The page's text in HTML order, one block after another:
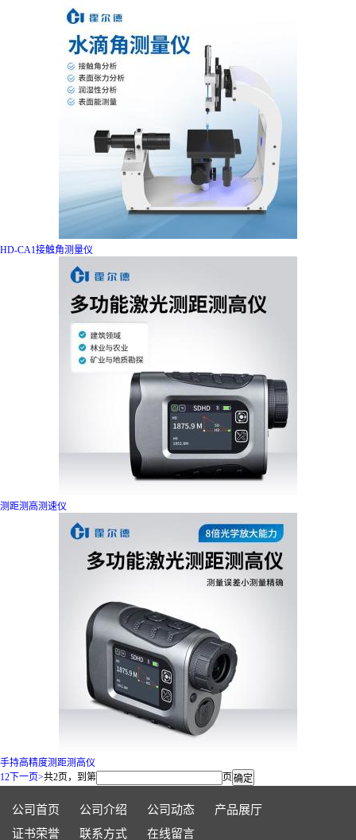
HD-CA1接触角测量仪
测距测高测速仪
手持高精度测距测高仪
12下一页>共2页，到第 页
公司首页 公司介绍 公司动态
产品展厅
证书荣誉
联系方式 在线留言